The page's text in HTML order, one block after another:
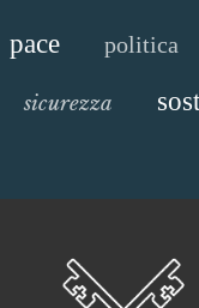
pace politica
sicurezza